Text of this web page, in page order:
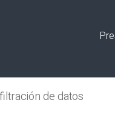
filtración de datos